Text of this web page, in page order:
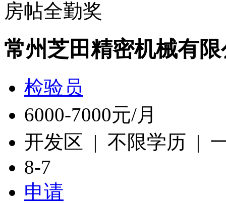
房帖全勤奖
常州芝田精密机械有
检验员
6000-7000元/月
开发区 | 不限学历 |
8-7
申请